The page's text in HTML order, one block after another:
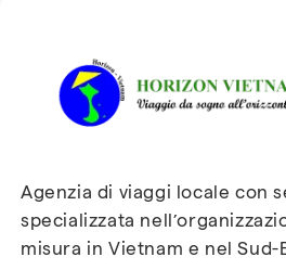
Vietnam
Agenzia di viaggi locale con
specializzata
misura in Vietnam e nel Sud-